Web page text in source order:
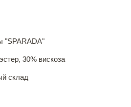
30% вискоза
склад